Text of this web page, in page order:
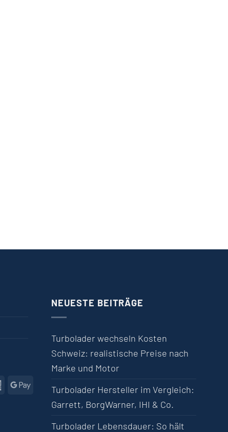
American Express
Google Pay
NEUESTE BEITRÄGE
Turbolader wechseln Kosten
Schweiz: realistische Preise nach
Marke und Motor
Turbolader Hersteller im Vergleich:
Garrett, BorgWarner, IHI & Co.
Turbolader Lebensdauer: So hält